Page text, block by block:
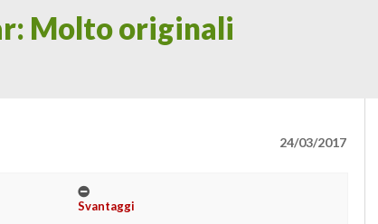
Molto originali
24/03/2017
Svantaggi